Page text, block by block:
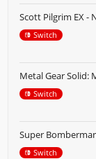
Scott Pilgrim EX -
Switch
Metal Gear Solid:
Switch
Super
Switch